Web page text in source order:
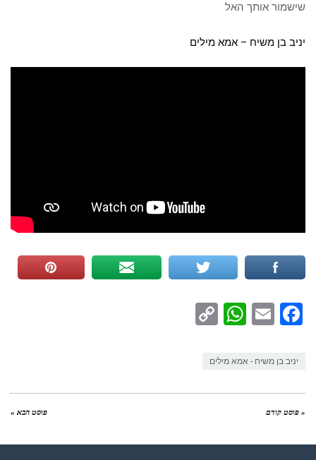
שישמור אותך האל
יניב בן משיח – אמא מילים
Facebook
Email
WhatsApp
יניב בן משיח - אמא מילים
« פוסט קודם פוסט הבא »